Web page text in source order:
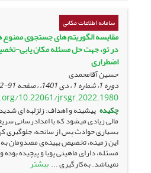
سامانه اطلاعات مکانی
مقایسه الگوریتم های جستجوی
در تو، جهت حل مسئله مکان یابی-
اضطراری
حسین آقامحمدی
دوره 1، شماره 1 ، دی 1401، ، صفحه 91-102
10.22061/jrsgr.2022.1980
چکیده پیشینه و اهداف: زلزله­ه ای
مالی زیادی می­شود که با امدادرسانی
بسیاری حوادث پس از سانحه، جلوگیری
این زمینه، تخصیص بهینه‌ی مصدومان
مسئله، دارای ماهیتی پویا و پیچیده
نمی­باشد. به‌کارگیری ... بیشتر